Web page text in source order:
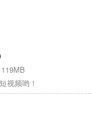
119MB
视频哟！